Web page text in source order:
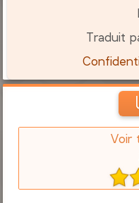
Traduit
Voir